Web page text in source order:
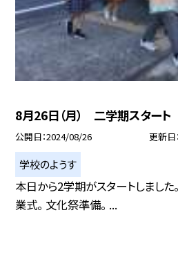
8月26日（月） 二学期スタート
公開日 2024/08/26 更新日
学校のようす
本日から2学期がスタートしました
業式。 文化祭準備。 ...